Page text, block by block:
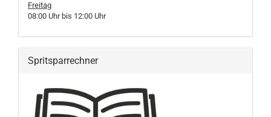
Freitag
08:00 Uhr bis 12:00 Uhr
Spritsparrechner